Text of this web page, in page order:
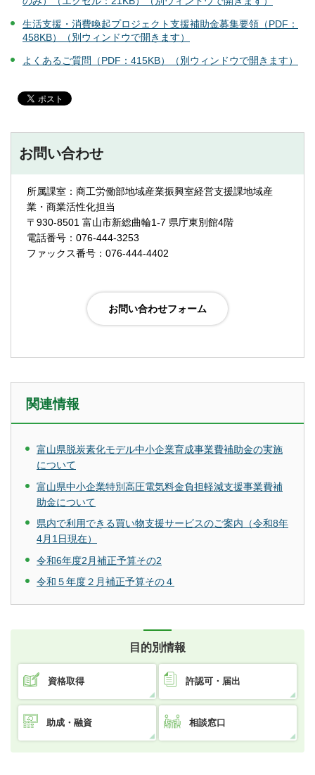
生活支援・消費喚起プロジェクト支援補助金募集要領（PDF：
458KB）（別ウィンドウで開きます）
よくあるご質問（PDF：415KB）（別ウィンドウで開きます）
お問い合わせ
所属課室：商工労働部地域産業振興室経営支援課地域産
業・商業活性化担当
〒930-8501 富山市新総曲輪1-7 県庁東別館4階
電話番号：076-444-3253
ファックス番号：076-444-4402
関連情報
富山県脱炭素化モデル中小企業育成事業費補助金の実施
について
富山県中小企業特別高圧電気料金負担軽減支援事業費補
助金について
県内で利用できる買い物支援サービスのご案内（令和8年
4月1日現在）
令和6年度2月補正予算その2
令和５年度２月補正予算その４
目的別情報
資格取得 許認可・届出
助成・融資 相談窓口